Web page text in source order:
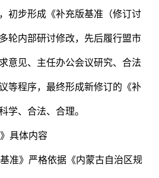
初步形成《补充版基准（修订讨
轮内部研讨修改，先后履行盟市
意见、主任办公会议研究、合法
等程序，最终形成新修订的《补
学、合法、合理。
具体内容
准》严格依据《内蒙古自治区规